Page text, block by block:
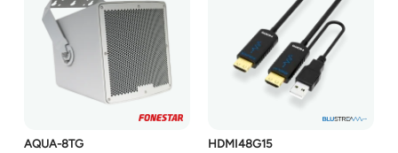
AQUA-8TG HDMI48G15